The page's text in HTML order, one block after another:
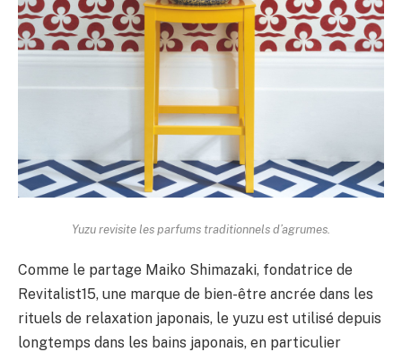
Yuzu revisite les parfums traditionnels d’agrumes.
Comme le partage Maiko Shimazaki, fondatrice de
Revitalist15, une marque de bien-être ancrée dans les
rituels de relaxation japonais, le yuzu est utilisé depuis
longtemps dans les bains japonais, en particulier